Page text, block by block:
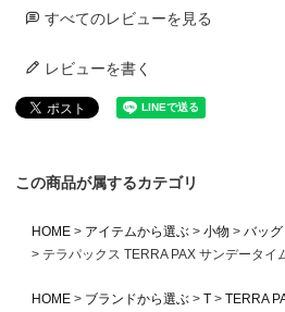
すべてのレビューを見る
レビューを書く
この商品が属するカテゴリ
HOME アイテムから選ぶ 小物 バッグ
テラパックス TERRA PAX サンデータイ
HOME ブランドから選ぶ T
TERRA